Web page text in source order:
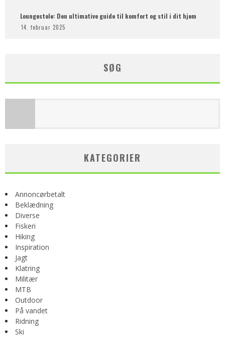
Loungestole: Den ultimative guide til komfort og stil i dit hjem
14. februar 2025
SØG
KATEGORIER
Annoncørbetalt
Beklædning
Diverse
Fiskeri
Hiking
Inspiration
Jagt
Klatring
Militær
MTB
Outdoor
På vandet
Ridning
Ski